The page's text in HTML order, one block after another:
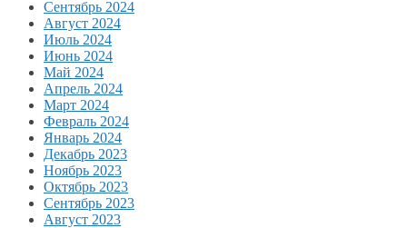
Сентябрь 2024
Август 2024
Июль 2024
Июнь 2024
Май 2024
Апрель 2024
Март 2024
Февраль 2024
Январь 2024
Декабрь 2023
Ноябрь 2023
Октябрь 2023
Сентябрь 2023
Август 2023